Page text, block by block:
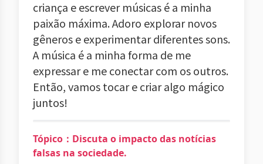
criança e escrever músicas é a minha
paixão máxima. Adoro explorar novos
gêneros e experimentar diferentes sons.
A música é a minha forma de me
expressar e me conectar com os outros.
Então, vamos tocar e criar algo mágico
juntos!
Tópico：Discuta o impacto das notícias
falsas na sociedade.